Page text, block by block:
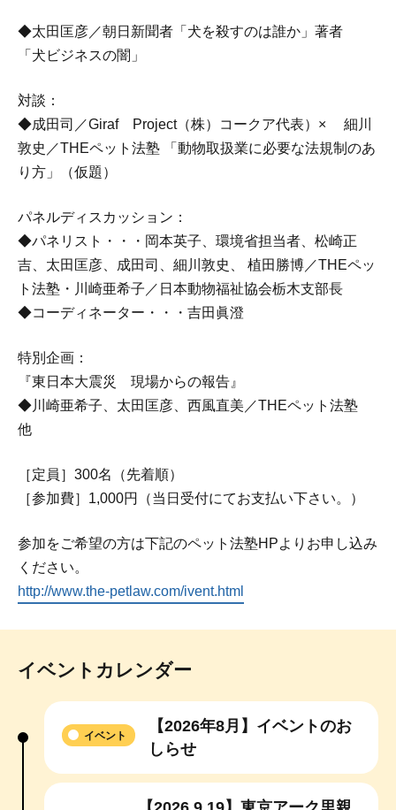
◆太田匡彦／朝日新聞者「犬を殺すのは誰か」著者
「犬ビジネスの闇」
対談：
◆成田司／Giraf Project（株）コークア代表）× 細川
敦史／THEペット法塾 「動物取扱業に必要な法規制のあ
り方」（仮題）
パネルディスカッション：
◆パネリスト・・・岡本英子、環境省担当者、松崎正
吉、太田匡彦、成田司、細川敦史、 植田勝博／THEペッ
ト法塾・川崎亜希子／日本動物福祉協会栃木支部長
◆コーディネーター・・・吉田眞澄
特別企画：
『東日本大震災 現場からの報告』
◆川崎亜希子、太田匡彦、西風直美／THEペット法塾
他
［定員］300名（先着順）
［参加費］1,000円（当日受付にてお支払い下さい。）
参加をご希望の方は下記のペット法塾HPよりお申し込み
ください。
http://www.the-petlaw.com/ivent.html
イベントカレンダー
【2026年8月】イベントのお
しらせ
イベント